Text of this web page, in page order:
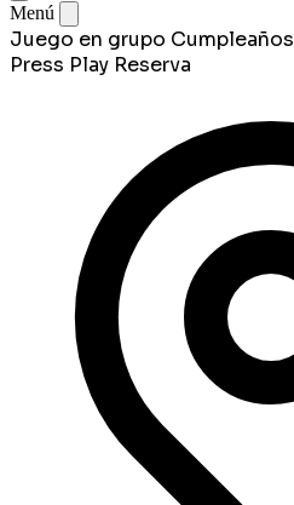
Menú
Juego en grupo Cumpleaños
Press Play Reserva